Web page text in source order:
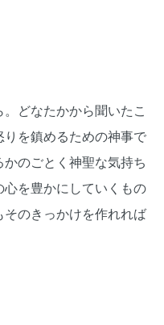
どなたかから聞いたこ
を鎮めるための神事で
のごとく神聖な気持ち
を豊かにしていくもの
のきっかけを作れれば